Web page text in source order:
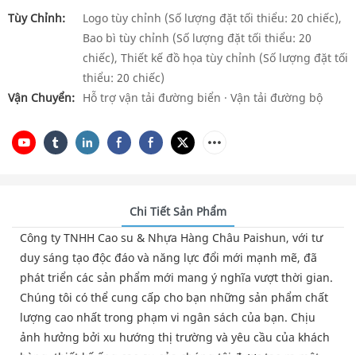
Tùy Chỉnh:
Logo tùy chỉnh (Số lượng đặt tối thiểu: 20 chiếc),
Bao bì tùy chỉnh (Số lượng đặt tối thiểu: 20
chiếc), Thiết kế đồ họa tùy chỉnh (Số lượng đặt tối
thiểu: 20 chiếc)
Vận Chuyển: Hỗ trợ vận tải đường biển · Vận tải đường bộ
Chi Tiết Sản Phẩm
Công ty TNHH Cao su & Nhựa Hàng Châu Paishun, với tư
duy sáng tạo độc đáo và năng lực đổi mới mạnh mẽ, đã
phát triển các sản phẩm mới mang ý nghĩa vượt thời gian.
Chúng tôi có thể cung cấp cho bạn những sản phẩm chất
lượng cao nhất trong phạm vi ngân sách của bạn. Chịu
ảnh hưởng bởi xu hướng thị trường và yêu cầu của khách